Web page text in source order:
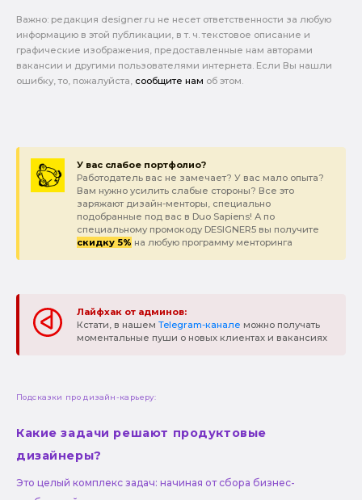
Важно: pедакция designer.ru не несет ответственности за любую
информацию в этой публикации, в т. ч. текстовое описание и
графические изображения, предоставленные нам авторами
вакансии и другими пользователями интернета. Если Вы нашли
ошибку, то, пожалуйста, сообщите нам об этом.
У вас слабое портфолио?
Работодатель вас не замечает? У вас мало опыта?
Вам нужно усилить слабые стороны? Все это
заряжают дизайн-менторы, специально
подобранные под вас в Duo Sapiens! А по
специальному промокоду DESIGNER5 вы получите
скидку 5% на любую программу менторинга
Лайфхак от админов:
Кстати, в нашем Telegram-канале можно получать
моментальные пуши о новых клиентах и вакансиях
Подсказки про дизайн-карьеру:
Какие задачи решают продуктовые
дизайнеры?
Это целый комплекс задач: начиная от сбора бизнес-